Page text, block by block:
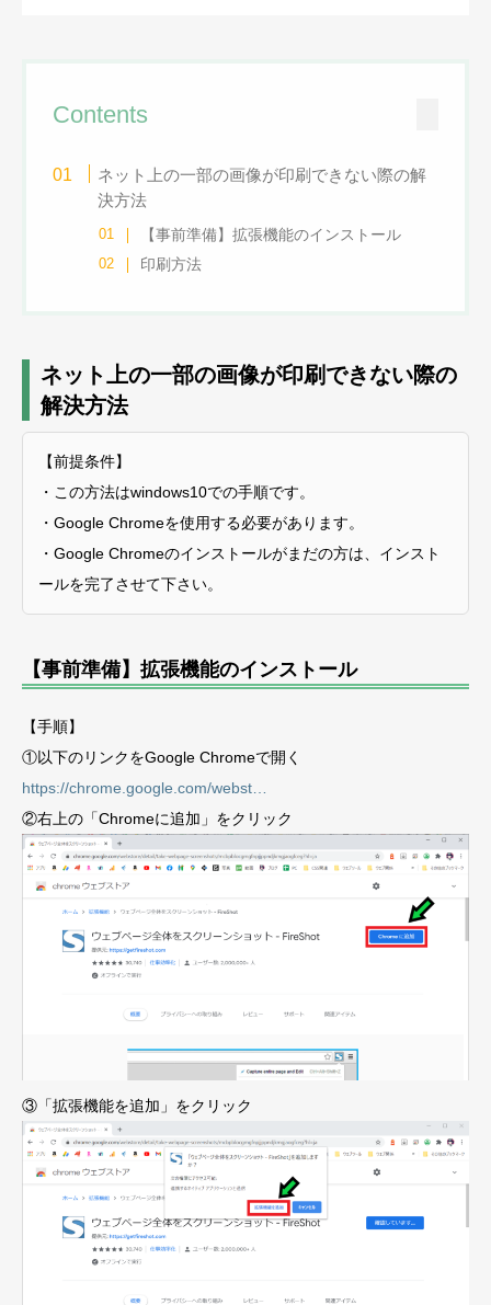
Contents
ネット上の一部の画像が印刷できない際の解
決方法
【事前準備】拡張機能のインストール
印刷方法
ネット上の一部の画像が印刷できない際の
解決方法
【前提条件】
・この方法はwindows10での手順です。
・Google Chromeを使用する必要があります。
・Google Chromeのインストールがまだの方は、インスト
ールを完了させて下さい。
【事前準備】拡張機能のインストール
【手順】
①以下のリンクをGoogle Chromeで開く
https://chrome.google.com/webst…
②右上の「Chromeに追加」をクリック
③「拡張機能を追加」をクリック